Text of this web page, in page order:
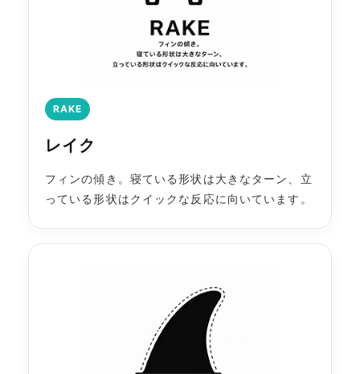
RAKE
レイク
フィンの傾き。寝ている形状は大きなターン、立
っている形状はクイックな反応に向いています。